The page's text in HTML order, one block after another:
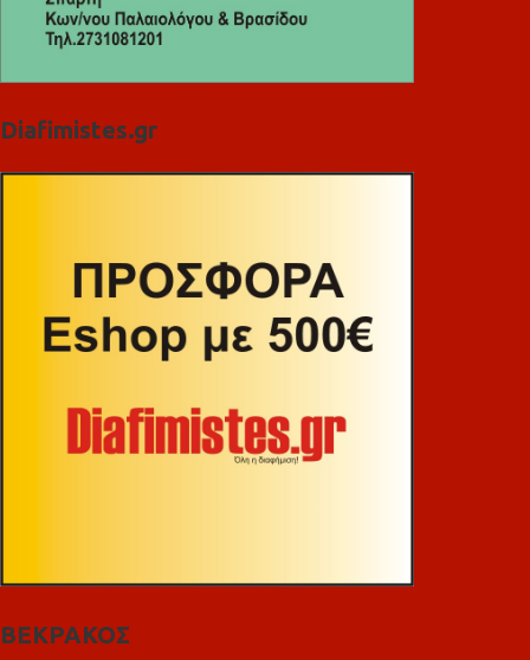
Diafimistes.gr
ΒΕΚΡΑΚΟΣ